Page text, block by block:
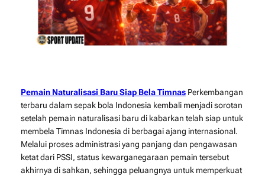
Pemain Naturalisasi Baru Siap Bela TimnasPerkembangan
terbaru dalam sepak bola Indonesia kembali menjadi sorotan
setelah pemain naturalisasi baru di kabarkan telah siap untuk
membela Timnas Indonesia di berbagai ajang internasional.
Melalui proses administrasi yang panjang dan pengawasan
ketat dari PSSI, status kewarganegaraan pemain tersebut
akhirnya di sahkan, sehingga peluangnya untuk memperkuat